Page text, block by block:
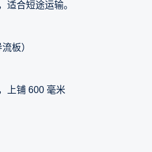
适合短途运输。
板）
上铺 600 毫米